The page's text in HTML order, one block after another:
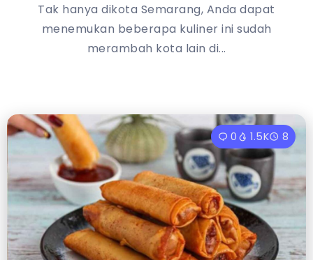
Tak hanya dikota Semarang, Anda dapat
menemukan beberapa kuliner ini sudah
merambah kota lain di...
0 1.5K 8